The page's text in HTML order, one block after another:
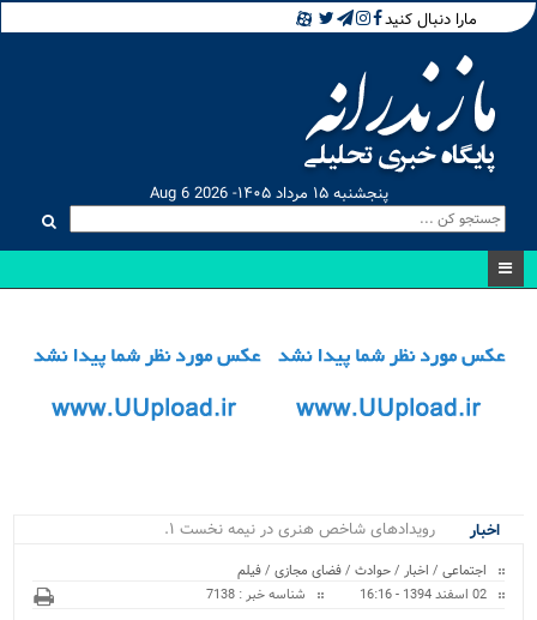
مارا دنبال کنید
پنجشنبه ۱۵ مرداد ۱۴۰۵- Aug 6 2026
اخبار
رویدادهای شاخص هنری در نیمه نخست ۱۴۰۵ در.
اجتماعی / اخبار /حوادث /فضای مجازی /فیلم
02 اسفند 1394 - 16:16
شناسه خبر : 7138